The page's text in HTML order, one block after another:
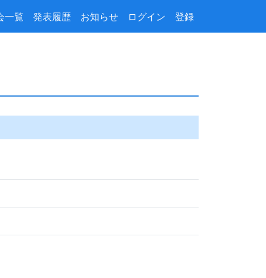
一覧 発表履歴 お知らせ ログイン 登録